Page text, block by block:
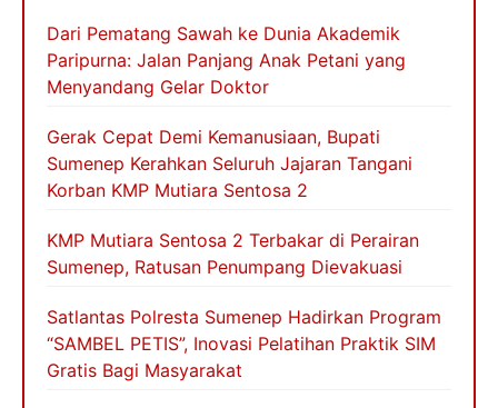
Dari Pematang Sawah ke Dunia Akademik
Paripurna: Jalan Panjang Anak Petani yang
Menyandang Gelar Doktor
Gerak Cepat Demi Kemanusiaan, Bupati
Sumenep Kerahkan Seluruh Jajaran Tangani
Korban KMP Mutiara Sentosa 2
KMP Mutiara Sentosa 2 Terbakar di Perairan
Sumenep, Ratusan Penumpang Dievakuasi
Satlantas Polresta Sumenep Hadirkan Program
“SAMBEL PETIS”, Inovasi Pelatihan Praktik SIM
Gratis Bagi Masyarakat